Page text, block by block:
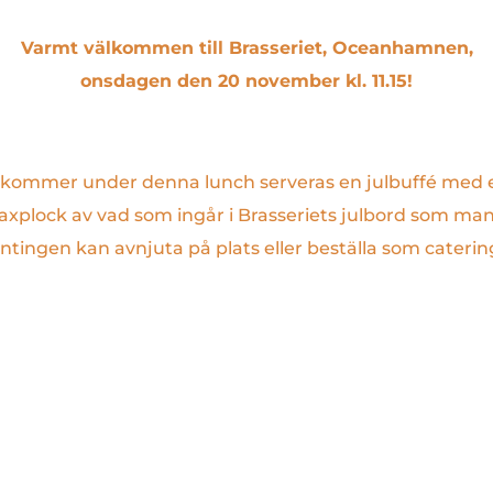
Varmt välkommen till Brasseriet, Oceanhamnen,
onsdagen den 20 november kl. 11.15!
under denna lunch serveras en julbuffé med
av vad som ingår i Brasseriets julbord som man
kan avnjuta på plats eller beställa som